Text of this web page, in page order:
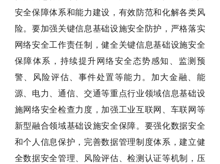
安全保障体系和能力建设，有效防范和化解各类风
险。要加强关键信息基础设施安全防护，严格落实
网络安全工作责任制，健全关键信息基础设施安全
保障体系，持续提升网络安全态势感知、监测预
警、风险评估、事件处置等能力。加大金融、能
源、电力、通信、交通等重点行业领域信息基础设
施网络安全检查力度，加强工业互联网、车联网等
新型融合领域基础设施安全保障。要强化数据安全
和个人信息保护，完善数据管理制度体系，建立健
全数据安全管理、风险评估、检测认证等机制，压